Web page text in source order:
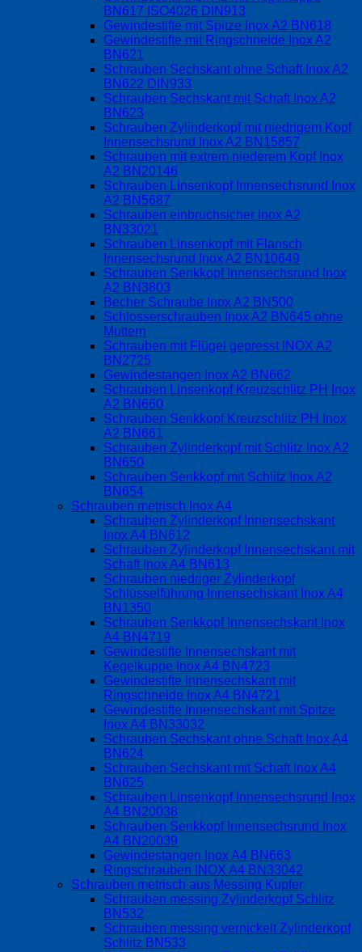
BN617 ISO4026 DIN913
Gewindestifte mit Spitze Inox A2 BN618
Gewindestifte mit Ringschneide Inox A2
BN621
Schrauben Sechskant ohne Schaft Inox A2
BN622 DIN933
Schrauben Sechskant mit Schaft Inox A2
BN623
Schrauben Zylinderkopf mit niedrigem Kopf
Innensechsrund Inox A2 BN15857
Schrauben mit extrem niederem Kopf Inox
A2 BN20146
Schrauben Linsenkopf Innensechsrund Inox
A2 BN5687
Schrauben einbruchsicher Inox A2
BN33021
Schrauben Linsenkopf mit Flansch
Innensechsrund Inox A2 BN10649
Schrauben Senkkopf Innensechsrund Inox
A2 BN3803
Becher Schraube Inox A2 BN500
Schlosserschrauben Inox A2 BN645 ohne
Muttern
Schrauben mit Flügel gepresst INOX A2
BN2725
Gewindestangen Inox A2 BN662
Schrauben Linsenkopf Kreuzschlitz PH Inox
A2 BN660
Schrauben Senkkopf Kreuzschlitz PH Inox
A2 BN661
Schrauben Zylinderkopf mit Schlitz Inox A2
BN650
Schrauben Senkkopf mit Schlitz Inox A2
BN654
Schrauben metrisch Inox A4
Schrauben Zylinderkopf Innensechskant
Inox A4 BN612
Schrauben Zylinderkopf Innensechskant mit
Schaft Inox A4 BN613
Schrauben niedriger Zylinderkopf
Schlüsselführung Innensechskant Inox A4
BN1350
Schrauben Senkkopf Innensechskant Inox
A4 BN4719
Gewindestifte Innensechskant mit
Kegelkuppe Inox A4 BN4723
Gewindestifte Innensechskant mit
Ringschneide Inox A4 BN4721
Gewindestifte Innensechskant mit Spitze
Inox A4 BN33032
Schrauben Sechskant ohne Schaft Inox A4
BN624
Schrauben Sechskant mit Schaft Inox A4
BN625
Schrauben Linsenkopf Innensechsrund Inox
A4 BN20038
Schrauben Senkkopf Innensechsrund Inox
A4 BN20039
Gewindestangen Inox A4 BN663
Ringschrauben INOX A4 BN33042
Schrauben metrisch aus Messing Kupfer
Schrauben messing Zylinderkopf Schlitz
BN532
Schrauben messing vernickelt Zylinderkopf
Schlitz BN533